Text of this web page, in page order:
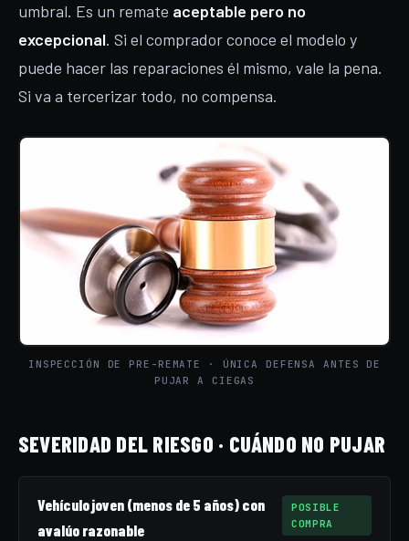
umbral. Es un remate aceptable pero no
excepcional. Si el comprador conoce el modelo y
puede hacer las reparaciones él mismo, vale la pena.
Si va a tercerizar todo, no compensa.
INSPECCIÓN DE PRE-REMATE · ÚNICA DEFENSA ANTES DE
PUJAR A CIEGAS
SEVERIDAD DEL RIESGO · CUÁNDO NO PUJAR
Vehículo joven (menos de 5 años) con
avalúo razonable
POSIBLE
COMPRA